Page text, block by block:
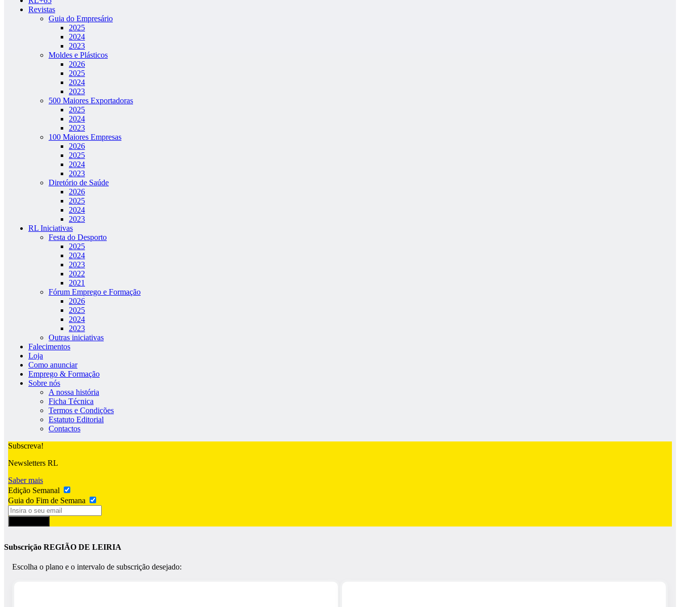
Revistas
Guia do Empresário
2025
2024
2023
Moldes e Plásticos
2026
2025
2024
2023
500 Maiores Exportadoras
2025
2024
2023
100 Maiores Empresas
2026
2025
2024
2023
Diretório de Saúde
2026
2025
2024
2023
RL Iniciativas
Festa do Desporto
2025
2024
2023
2022
2021
Fórum Emprego e Formação
2026
2025
2024
2023
Outras iniciativas
Falecimentos
Loja
Como anunciar
Emprego & Formação
Sobre nós
A nossa história
Ficha Técnica
Termos e Condições
Estatuto Editorial
Contactos
Subscreva!
Newsletters RL
Saber mais
Edição Semanal
Guia do Fim de Semana
Subscrição REGIÃO DE LEIRIA
Escolha o plano e o intervalo de subscrição desejado: